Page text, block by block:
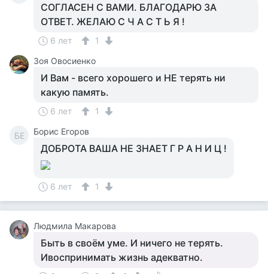
СОГЛАСЕН С ВАМИ. БЛАГОДАРЮ ЗА
ОТВЕТ. ЖЕЛАЮ С Ч А С Т Ь Я !
6 лет
1
Зоя Овосиенко
И Вам - всего хорошего и НЕ терять ни
какую память.
6 лет 1
БЕ Борис Егоров
ДОБРОТА ВАША НЕ ЗНАЕТ Г Р А Н И Ц !
6 лет 1
Людмила Макарова
Быть в своём уме. И ничего не терять.
Ивоспринимать жизнь адекватно.